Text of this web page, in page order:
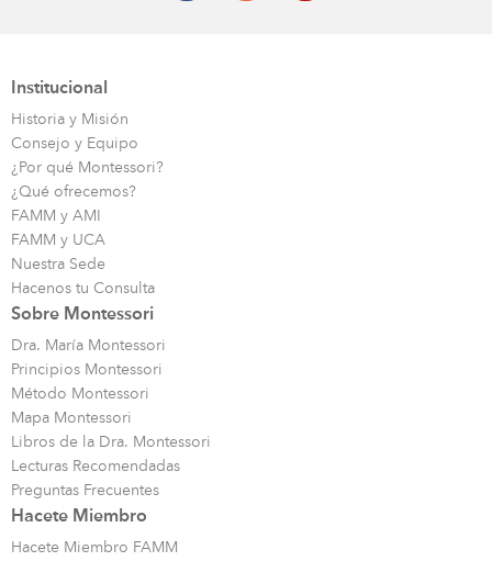
Institucional
Historia y Misión
Consejo y Equipo
¿Por qué Montessori?
¿Qué ofrecemos?
FAMM y AMI
FAMM y UCA
Nuestra Sede
Hacenos tu Consulta
Sobre Montessori
Dra. María Montessori
Principios Montessori
Método Montessori
Mapa Montessori
Libros de la Dra. Montessori
Lecturas Recomendadas
Preguntas Frecuentes
Hacete Miembro
Hacete Miembro FAMM